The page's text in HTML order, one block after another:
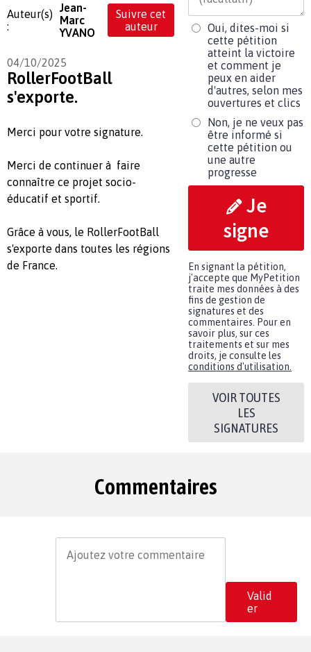
Auteur(s)
:
Jean-
Marc
YVANO
Suivre cet
auteur
04/10/2025
RollerFootBall
s'exporte.
Merci pour votre signature.
Merci de continuer à faire
connaître ce projet socio-
éducatif et sportif.
Grâce à vous, le RollerFootBall
s'exporte dans toutes les régions
de France.
Oui, dites-moi si
cette pétition
atteint la victoire
et comment je
peux en aider
d'autres, selon mes
ouvertures et clics
Non, je ne veux pas
être informé si
cette pétition ou
une autre
progresse
Je
signe
En signant la pétition,
j'accepte que MyPetition
traite mes données à des
fins de gestion de
signatures et des
commentaires. Pour en
savoir plus, sur ces
traitements et sur mes
droits, je consulte les
conditions d'utilisation.
VOIR TOUTES
LES
SIGNATURES
Commentaires
Valid
er